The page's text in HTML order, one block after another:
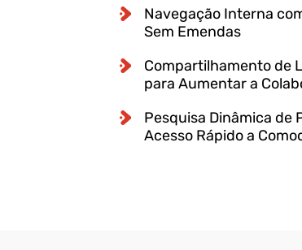
Navegação Interna
Sem Emendas
Compartilhamento de
para Aumentar a
Pesquisa Dinâmica de
Acesso Rápido a